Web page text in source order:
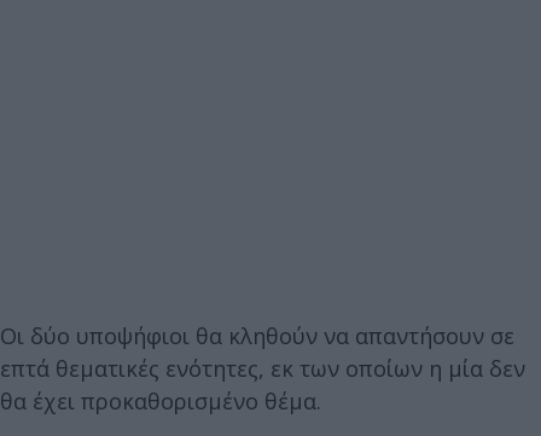
Οι δύο υποψήφιοι θα κληθούν να απαντήσουν σε
επτά θεματικές ενότητες, εκ των οποίων η μία δεν
θα έχει προκαθορισμένο θέμα.